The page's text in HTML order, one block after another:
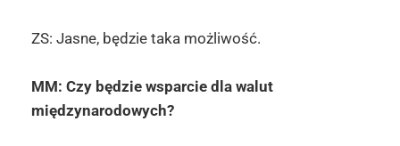
ZS: Jasne, będzie taka możliwość.
MM: Czy będzie wsparcie dla walut
międzynarodowych?